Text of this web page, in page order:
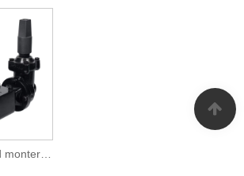
Gearkasse med monteringssokkel og grebarm